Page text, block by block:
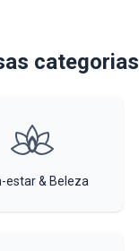
categorias
estar & Beleza